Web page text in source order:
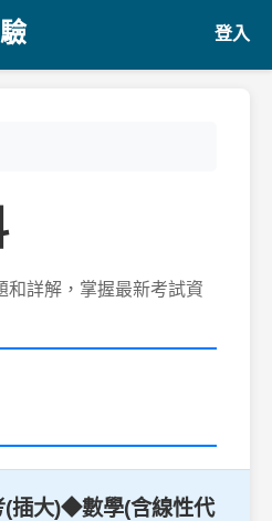
登入
和詳解，掌握最新考試資
(插大)◆數學(含線性代